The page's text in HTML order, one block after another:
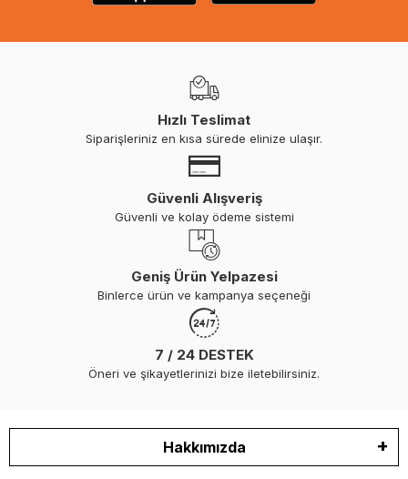
Hızlı Teslimat
Siparişleriniz en kısa sürede elinize ulaşır.
Güvenli Alışveriş
Güvenli ve kolay ödeme sistemi
Geniş Ürün Yelpazesi
Binlerce ürün ve kampanya seçeneği
7 / 24 DESTEK
Öneri ve şikayetlerinizi bize iletebilirsiniz.
Hakkımızda